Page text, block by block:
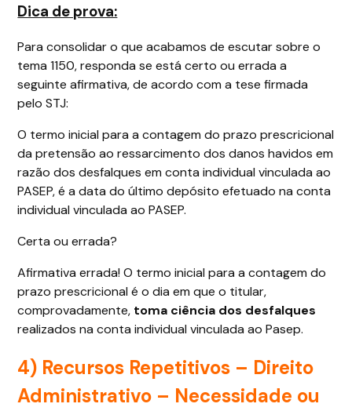
Dica de prova:
Para consolidar o que acabamos de escutar sobre o
tema 1150, responda se está certo ou errada a
seguinte afirmativa, de acordo com a tese firmada
pelo STJ:
O termo inicial para a contagem do prazo prescricional
da pretensão ao ressarcimento dos danos havidos em
razão dos desfalques em conta individual vinculada ao
PASEP, é a data do último depósito efetuado na conta
individual vinculada ao PASEP.
Certa ou errada?
Afirmativa errada! O termo inicial para a contagem do
prazo prescricional é o dia em que o titular,
comprovadamente, toma ciência dos desfalques
realizados na conta individual vinculada ao Pasep.
4) Recursos Repetitivos – Direito
Administrativo – Necessidade ou